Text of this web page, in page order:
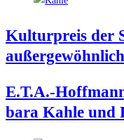
Kul­tur­preis der
E.T.A.-
ba­ra Kah­le und